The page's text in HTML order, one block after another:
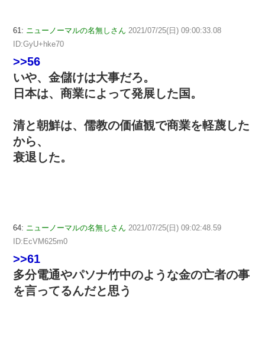
61: ニューノーマルの名無しさん 2021/07/25(日) 09:00:33.08
ID:GyU+hke70
>>56
いや、金儲けは大事だろ。
日本は、商業によって発展した国。
清と朝鮮は、儒教の価値観で商業を軽蔑した
から、
衰退した。
64: ニューノーマルの名無しさん 2021/07/25(日) 09:02:48.59
ID:EcVM625m0
>>61
多分電通やパソナ竹中のような金の亡者の事
を言ってるんだと思う